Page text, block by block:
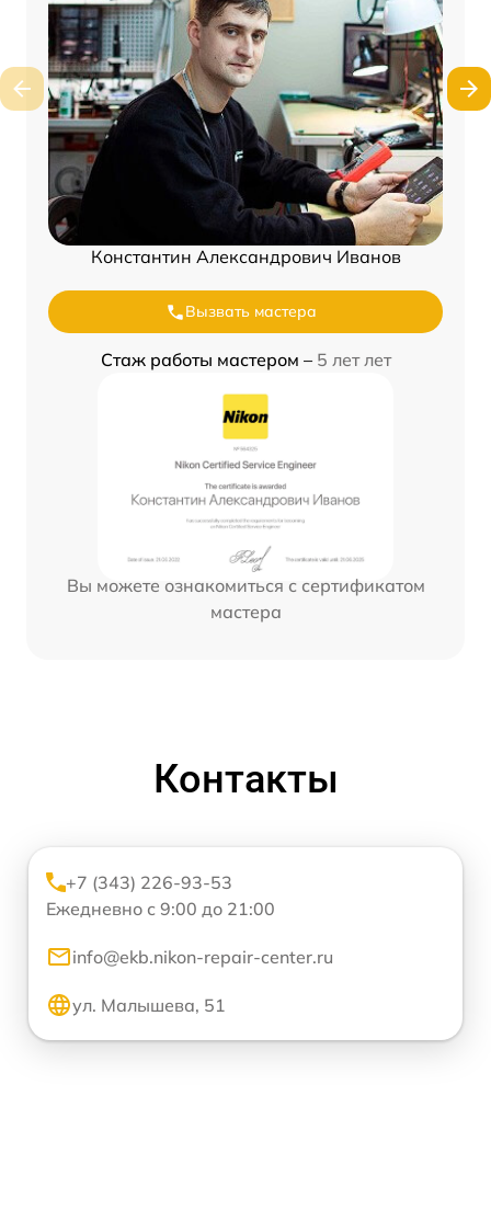
Константин Александрович Иванов
Вызвать мастера
Стаж работы мастером – 5 лет лет
Вы можете ознакомиться с сертификатом
мастера
Контакты
+7 (343) 226-93-53
Ежедневно с 9:00 до 21:00
info@ekb.nikon-repair-center.ru
ул. Малышева, 51